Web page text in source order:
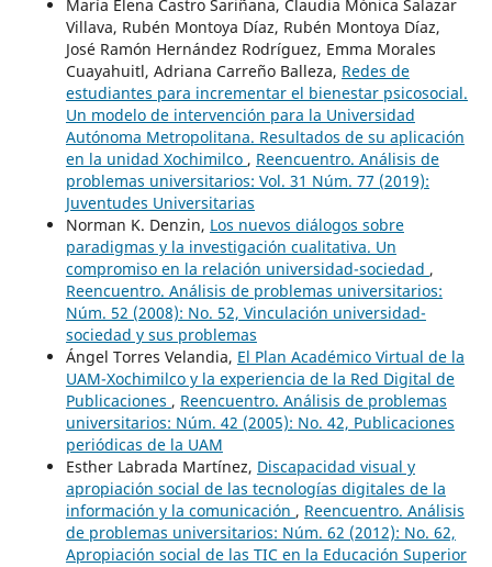
María Elena Castro Sariñana, Claudia Mónica Salazar
Villava, Rubén Montoya Díaz, Rubén Montoya Díaz,
José Ramón Hernández Rodríguez, Emma Morales
Cuayahuitl, Adriana Carreño Balleza, Redes de
estudiantes para incrementar el bienestar psicosocial.
Un modelo de intervención para la Universidad
Autónoma Metropolitana. Resultados de su aplicación
en la unidad Xochimilco , Reencuentro. Análisis de
problemas universitarios: Vol. 31 Núm. 77 (2019):
Juventudes Universitarias
Norman K. Denzin, Los nuevos diálogos sobre
paradigmas y la investigación cualitativa. Un
compromiso en la relación universidad-sociedad ,
Reencuentro. Análisis de problemas universitarios:
Núm. 52 (2008): No. 52, Vinculación universidad-
sociedad y sus problemas
Ángel Torres Velandia, El Plan Académico Virtual de la
UAM-Xochimilco y la experiencia de la Red Digital de
Publicaciones , Reencuentro. Análisis de problemas
universitarios: Núm. 42 (2005): No. 42, Publicaciones
periódicas de la UAM
Esther Labrada Martínez, Discapacidad visual y
apropiación social de las tecnologías digitales de la
información y la comunicación , Reencuentro. Análisis
de problemas universitarios: Núm. 62 (2012): No. 62,
Apropiación social de las TIC en la Educación Superior